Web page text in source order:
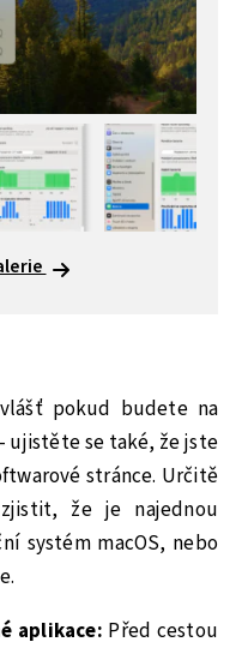
pokud budete na
ujistěte se také, že jste
stránce. Určitě
že je najednou
systém macOS, nebo
aplikace: Před cestou